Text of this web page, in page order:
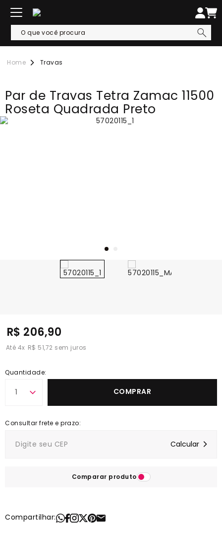
Travas
Par de Travas Tetra Zamac 11500
Roseta Quadrada Preto
R$ 206,90
4x R$ 51,72
Quantidade:
1 COMPRAR
Comparar produto
Compartilhar: